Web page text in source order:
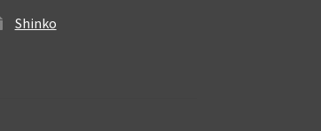
Shinko